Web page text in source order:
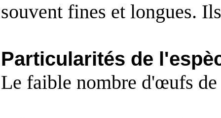
souvent fines et longues.
Particularités de
Le faible nombre d'œufs